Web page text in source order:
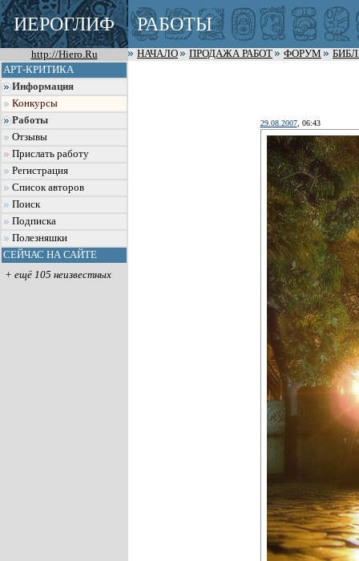
ИЕРОГЛИФ РАБОТЫ
http://Hiero.Ru НАЧАЛО ПРОДАЖА РАБОТ ФОРУМ
АРТ-КРИТИКА
Информация
Конкурсы
Работы
Отзывы
Прислать работу
Регистрация
Список авторов
Поиск
Подписка
Полезняшки
СЕЙЧАС НА САЙТЕ
+ ещё 105 неизвестных
29.08.2007, 06:43